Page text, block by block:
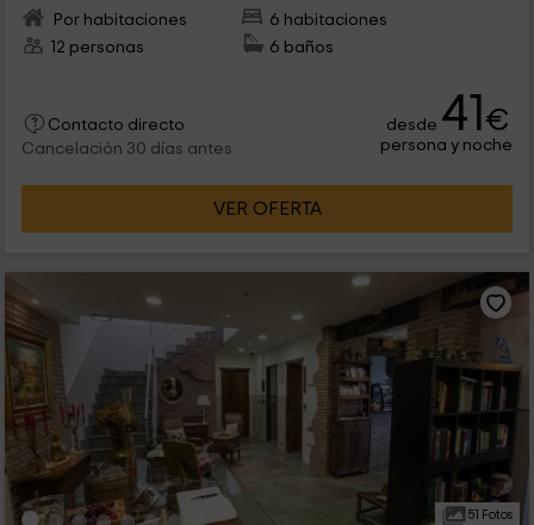
Por habitaciones
6 habitaciones
12 personas
6 baños
Contacto directo
Cancelación 30 días antes
desde 41€
persona y noche
VER OFERTA
51 Fotos